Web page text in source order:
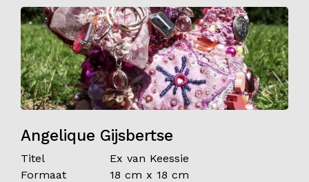
Angelique Gijsbertse
Titel
Ex van Keessie
Formaat
18 cm x 18 cm